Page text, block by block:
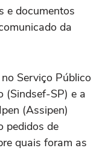
e documentos
da
Serviço Público
(Sindsef-SP) e a
(Assipen)
pedidos de
quais foram as